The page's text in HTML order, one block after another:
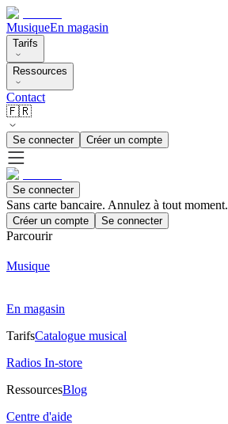
MusiqueEn magasin
Tarifs
Ressources
Contact
🇫🇷
Se connecter Créer un compte
Se connecter
Sans carte bancaire. Annulez à tout moment.
Créer un compte Se connecter
Parcourir
Musique
En magasin
TarifsCatalogue musical
Radios In-store
RessourcesBlog
Centre d'aide